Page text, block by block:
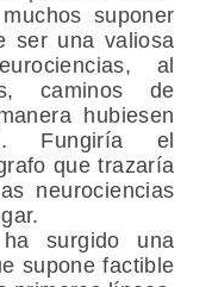
suponer
ser una valiosa
al
caminos de
hubiesen
Fungiría el
que trazaría
neurociencias
surgido una
supone factible